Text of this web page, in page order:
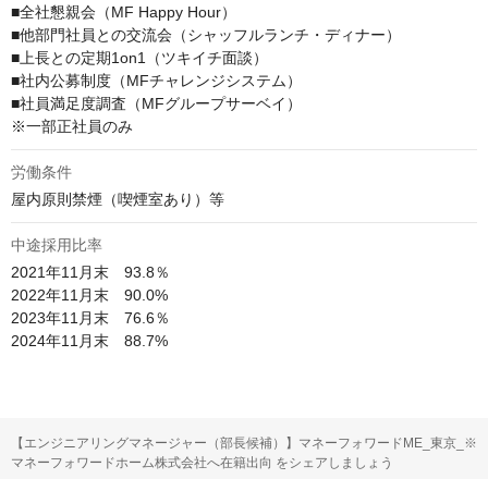
■全社懇親会（MF Happy Hour）
■他部門社員との交流会（シャッフルランチ・ディナー）
■上長との定期1on1（ツキイチ面談）
■社内公募制度（MFチャレンジシステム）
■社員満足度調査（MFグループサーベイ）
※一部正社員のみ
労働条件
屋内原則禁煙（喫煙室あり）等
中途採用比率
2021年11月末　93.8％
2022年11月末　90.0%
2023年11月末　76.6％
2024年11月末　88.7%
【エンジニアリングマネージャー（部長候補）】マネーフォワードME_東京_※
マネーフォワードホーム株式会社へ在籍出向 をシェアしましょう